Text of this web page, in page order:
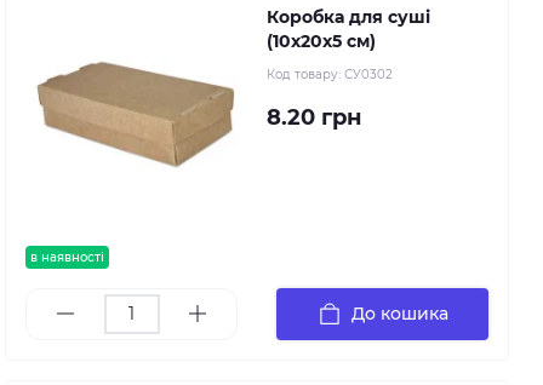
в наявності
Коробка для суші
(10х20х5 см)
Код товару: СУ0302
8.20 грн
До кошика